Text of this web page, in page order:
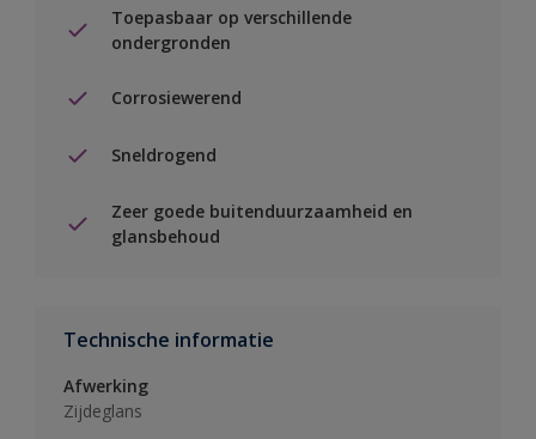
Toepasbaar op verschillende
ondergronden
Corrosiewerend
Sneldrogend
Zeer goede buitenduurzaamheid en
glansbehoud
Technische informatie
Afwerking
Zijdeglans